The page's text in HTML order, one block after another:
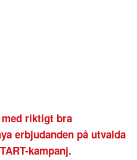
riktigt bra
erbjudanden på utvalda
kampanj.